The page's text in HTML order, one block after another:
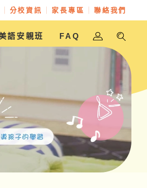
分校資訊
金愛幼兒園
愛林美語安親班
愛林實驗幼兒園
聖奇幼兒園
家長專區 聯絡我們
語安親班 FAQ